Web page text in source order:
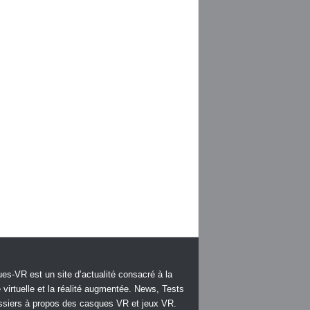
VR est un site d’actualité consacré à la
virtuelle et la réalité augmentée. News, Tests
à propos des casques VR et jeux VR.